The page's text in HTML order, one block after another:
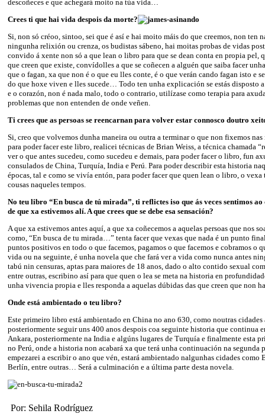
descoñeces e que achegará moito na túa vida…
Crees ti que hai vida despois da morte?
Si, non só créoo, sintoo, sei que é así e hai moito máis do que creemos, non ten
ningunha relixión ou crenza, os budistas sábeno, hai moitas probas de vidas
convido á xente non só a que lean o libro para que se dean conta en propia pel,
que creen que existe, convídolles a que se coñecen a alguén que saiba facer
que o fagan, xa que non é o que eu lles conte, é o que verán cando fagan isto e
do que hoxe viven e lles sucede… Todo ten unha explicación se estás disposto
e o corazón, non é nada malo, todo o contrario, utilízase como terapia para
problemas que non entenden de onde veñen.
Ti crees que as persoas se reencarnan para volver estar connosco doutro
Si, creo que volvemos dunha maneira ou outra a terminar o que non fixemos nas
para poder facer este libro, realicei técnicas de Brian Weiss, a técnica chamada
ver o que antes sucedeu, como sucedeu e demais, para poder facer o libro, fun
consulados de China, Turquía, India e Perú. Para poder describir esta historia
épocas, tal e como se vivía entón, para poder facer que quen lean o libro, o vexa
cousas naqueles tempos.
No teu libro “En busca de tú mirada”, ti reflictes iso que ás veces sentimos
de que xa estivemos alí. A que crees que se debe esa sensación?
A que xa estivemos antes aquí, a que xa coñecemos a aquelas persoas que nos
como, “En busca de tu mirada…” tenta facer que vexas que nada é un punto
puntos positivos en todo o que facemos, pagamos o que facemos e cobramos o
vida ou na seguinte, é unha novela que che fará ver a vida como nunca antes
tabú nin censuras, aptas para maiores de 18 anos, dado o alto contido sexual
entre outras, escribino así para que quen o lea se meta na historia en
unha vivencia propia e lles responda a aquelas dúbidas das que creen que non
Onde está ambientado o teu libro?
Este primeiro libro está ambientado en China no ano 630, como noutras cidades
posteriormente seguir uns 400 anos despois coa seguinte historia que continua
Ankara, posteriormente na India e algúns lugares de Turquía e finalmente esta
no Perú, onde a historia non acabará xa que terá unha continuación na segunda
empezarei a escribir o ano que vén, estará ambientado nalgunhas cidades como
Berlín, entre outras… Será a culminación e a última parte desta novela.
Por: Sehila Rodríguez